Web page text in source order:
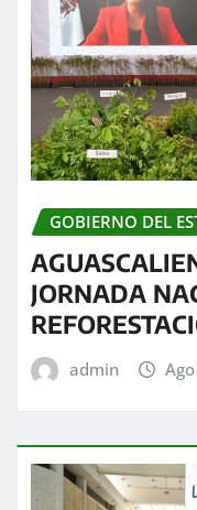
GOBIERNO DEL
JORNADA
admin